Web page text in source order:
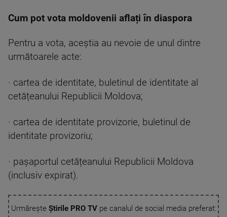
Cum pot vota moldovenii aflați în diaspora
Pentru a vota, aceștia au nevoie de unul dintre
următoarele acte:
· cartea de identitate, buletinul de identitate al
cetățeanului Republicii Moldova;
· cartea de identitate provizorie, buletinul de
identitate provizoriu;
· pașaportul cetățeanului Republicii Moldova
(inclusiv expirat).
Urmărește Știrile PRO TVpe canalul de social media preferat: